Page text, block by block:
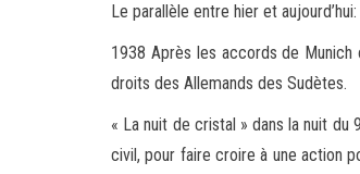
Le parallèle entre hier et aujourd’hui:
1938 Après les accords de Munich
droits des Allemands des Sudètes.
« La nuit de cristal » dans la nuit
civil, pour faire croire à une action